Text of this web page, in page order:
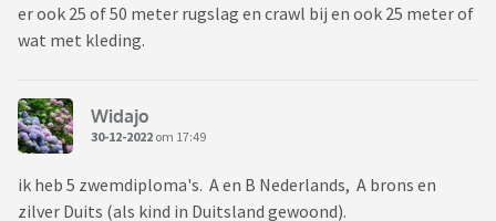
er ook 25 of 50 meter rugslag en crawl bij en ook 25 meter of
wat met kleding.
Widajo
30-12-2022 om 17:49
ik heb 5 zwemdiploma's. A en B Nederlands, A brons en
zilver Duits (als kind in Duitsland gewoond).